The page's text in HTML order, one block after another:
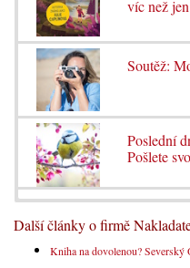
víc než
Soutěž:
Poslední
Pošlete
Další články o firmě
Kniha na dovolenou? Severský